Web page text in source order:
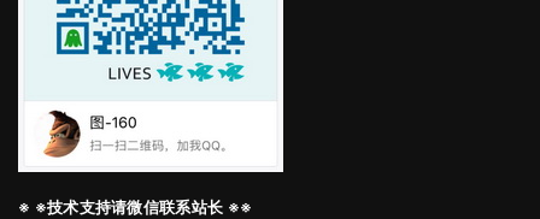
※ ※技术支持请微信联系站长 ※※